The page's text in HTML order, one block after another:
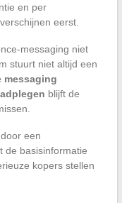
en per
eerst.
messaging niet
stuurt niet altijd een
messaging
blijft de
een
de basisinformatie
kopers stellen